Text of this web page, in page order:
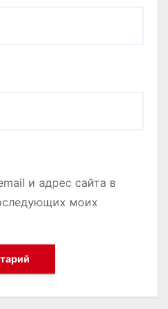
и адрес сайта в
моих